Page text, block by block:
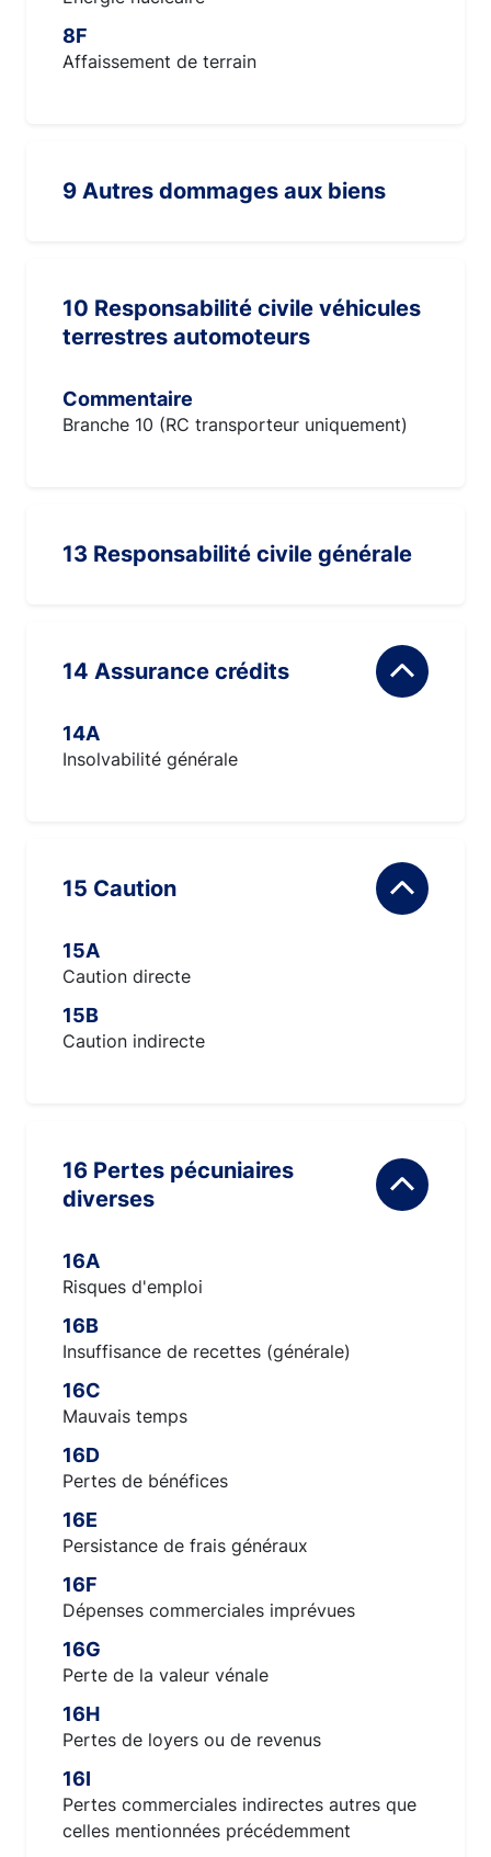
8F
Affaissement de terrain
9 Autres dommages aux biens
10 Responsabilité civile véhicules
terrestres automoteurs
Commentaire
Branche 10 (RC transporteur uniquement)
13 Responsabilité civile générale
14 Assurance crédits
14A
Insolvabilité générale
15 Caution
15A
Caution directe
15B
Caution indirecte
16 Pertes pécuniaires
diverses
16A
Risques d'emploi
16B
Insuffisance de recettes (générale)
16C
Mauvais temps
16D
Pertes de bénéfices
16E
Persistance de frais généraux
16F
Dépenses commerciales imprévues
16G
Perte de la valeur vénale
16H
Pertes de loyers ou de revenus
16I
Pertes commerciales indirectes autres que
celles mentionnées précédemment